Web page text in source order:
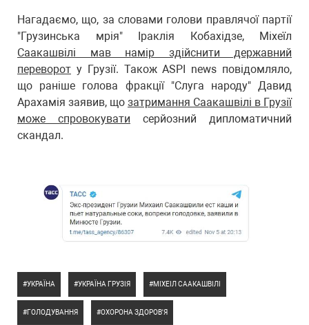
Нагадаємо, що, за словами голови правлячої партії
"Грузинська мрія" Іраклія Кобахідзе, Міхеїл
Саакашвілі мав намір здійснити державний
переворот у Грузії. Також ASPI news повідомляло,
що раніше голова фракції "Слуга народу" Давид
Арахамія заявив, що затримання Саакашвілі в Грузії
може спровокувати серйозний дипломатичний
скандал.
УКРАЇНА УКРАЇНА ГРУЗІЯ МІХЕІЛ СААКАШВІЛІ
ГОЛОДУВАННЯ ОХОРОНА ЗДОРОВ'Я